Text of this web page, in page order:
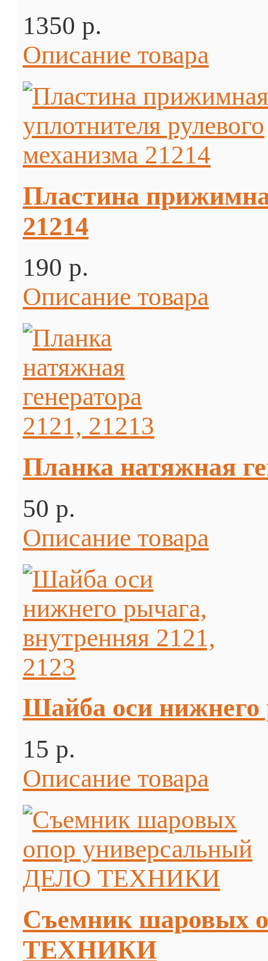
1350 p.
Описание товара
Пластина
21214
190 p.
Описание товара
Планка натяжная
50 p.
Описание товара
Шайба оси нижнего
15 p.
Описание товара
Съемник шаровых
ТЕХНИКИ